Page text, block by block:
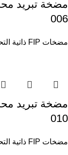
006
مضخات FIP ذاتية التحضير
010
مضخات FIP ذاتية التحضير